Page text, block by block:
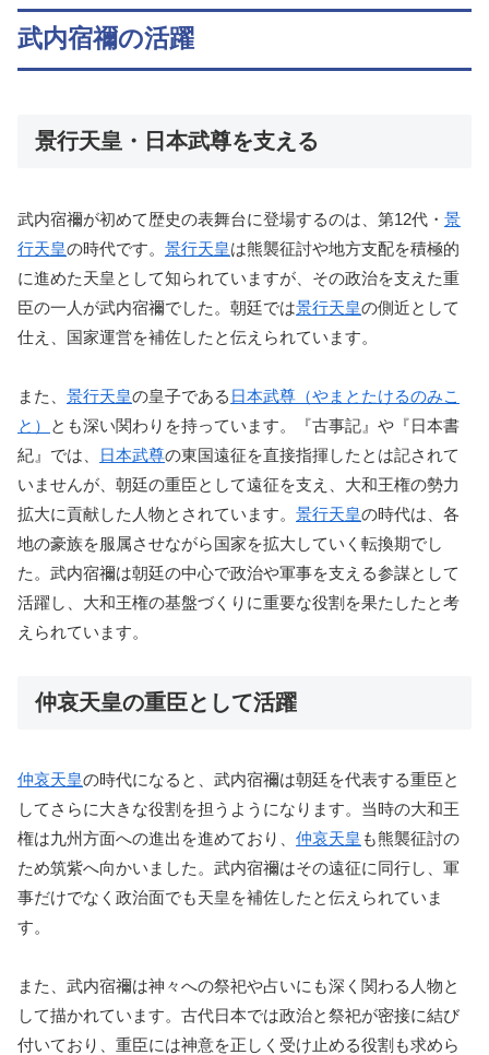
武内宿禰の活躍
景行天皇・日本武尊を支える
武内宿禰が初めて歴史の表舞台に登場するのは、第12代・ 景
行天皇の時代です。 景行天皇は熊襲征討や地方支配を積極的
に進めた天皇として知られていますが、その政治を支えた重
臣の一人が武内宿禰でした。朝廷では景行天皇の側近として
仕え、国家運営を補佐したと伝えられています。
また、 景行天皇の皇子である 日本武尊（やまとたけるのみこ
と）
とも深い関わりを持っています。『古事記』や『日本書
紀』では、
日本武尊の東国遠征を直接指揮したとは記されて
いませんが、朝廷の重臣として遠征を支え、大和王権の勢力
拡大に貢献した人物とされています。 景行天皇の時代は、各
地の豪族を服属させながら国家を拡大していく転換期でし
た。武内宿禰は朝廷の中心で政治や軍事を支える参謀として
活躍し、大和王権の基盤づくりに重要な役割を果たしたと考
えられています。
仲哀天皇の重臣として活躍
仲哀天皇の時代になると、武内宿禰は朝廷を代表する重臣と
してさらに大きな役割を担うようになります。当時の大和王
権は九州方面への進出を進めており、 仲哀天皇 も熊襲征討の
ため筑紫へ向かいました。武内宿禰はその遠征に同行し、軍
事だけでなく政治面でも天皇を補佐したと伝えられていま
す。
また、武内宿禰は神々への祭祀や占いにも深く関わる人物と
して描かれています。古代日本では政治と祭祀が密接に結び
付いており、重臣には神意を正しく受け止める役割も求めら